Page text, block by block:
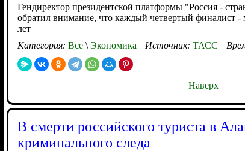
Гендиректор президентской платформы "Россия -
обратил внимание, что каждый четвертый финалист -
лет
Категория: Все \ Экономика Источник: ТАСС
Наверх
В смерти российского туриста в
криминального следа